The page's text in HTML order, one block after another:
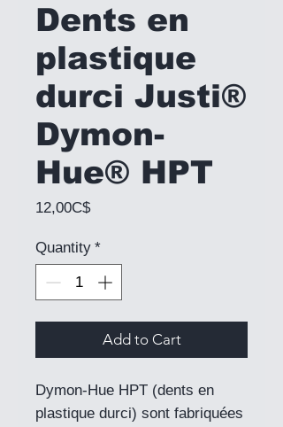
Dents en
plastique
durci Justi®
Dymon-
Hue® HPT
12,00C$Price
Quantity *
Add to Cart
Dymon-Hue HPT (dents en
plastique durci) sont fabriquées